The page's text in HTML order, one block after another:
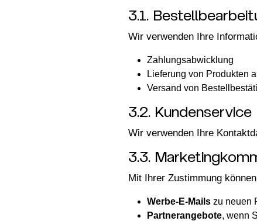
3.1.
Wir verwenden Ihre
Zahlungsabwicklung
Lieferung von Produkten
Versand von
3.2. Kundenservice
Wir verwenden Ihre
3.3.
Mit Ihrer Zustimmung
Werbe-E-Mails zu neuen
Partnerangebote, wenn